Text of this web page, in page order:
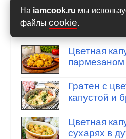
На iamcook.ru мы
файлы cookie.
Цветная капуста
Подборка рецептов
Цветная
пармезаном
Гратен с
капустой и
Цветная
сухарях в